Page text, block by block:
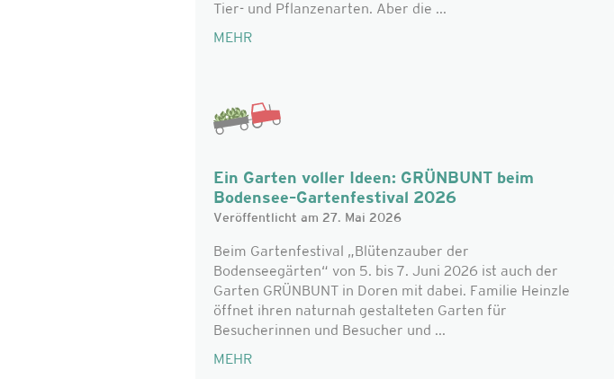
Tier- und Pflanzenarten. Aber die ...
MEHR
Ein Garten voller Ideen: GRÜNBUNT beim
Bodensee–Gartenfestival 2026
Veröffentlicht am 27. Mai 2026
Beim Gartenfestival „Blütenzauber der
Bodenseegärten“ von 5. bis 7. Juni 2026 ist auch der
Garten GRÜNBUNT in Doren mit dabei. Familie Heinzle
öffnet ihren naturnah gestalteten Garten für
Besucherinnen und Besucher und ...
MEHR